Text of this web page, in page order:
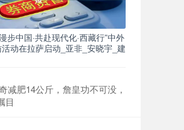
步中国·共赴现代化·西藏行”中外
动在拉萨启动_亚非_安晓宇_建
减肥14公斤，詹皇功不可没，
目